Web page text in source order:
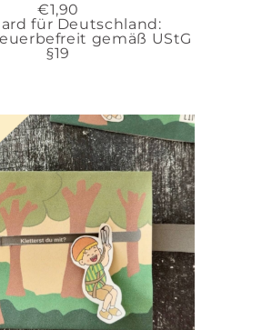
€1,90
für Deutschland:
gemäß UStG
§19
DEN WARENKORB